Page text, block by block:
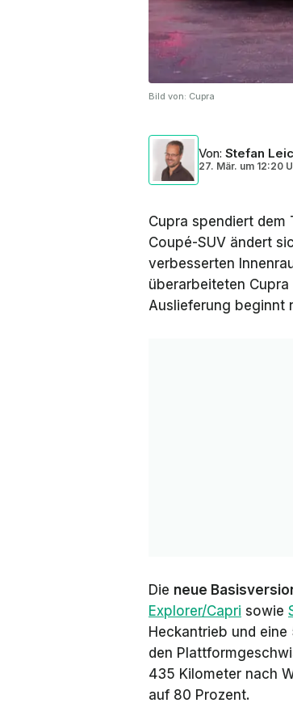
Bild von: Cupra
Von: Stefan
27. Mär. um 12:20
Cupra spendiert dem
Coupé-SUV ändert
verbesserten
überarbeiteten
Auslieferung beginnt
Die neue
Explorer/Capri sowie
Heckantrieb und
den
435 Kilometer nach
auf 80 Prozent.